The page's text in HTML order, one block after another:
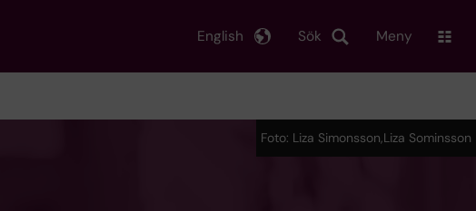
Sök
English Meny
Foto: Liza Simonsson,Liza Sominsson